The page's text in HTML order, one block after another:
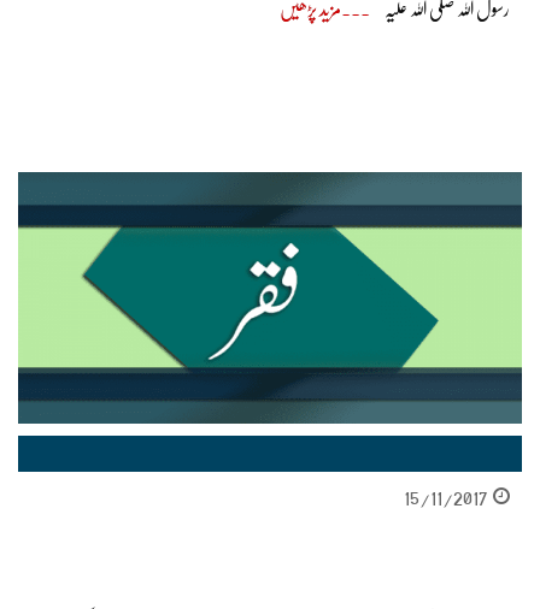
رسول اللہ صلی اللہ علیہ مزید پڑھیں
15/11/2017